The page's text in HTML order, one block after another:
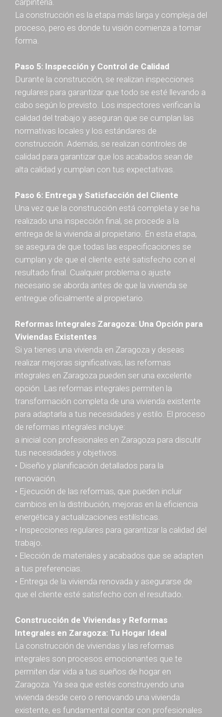
carpintería.
La construcción es la etapa más larga y compleja del
proceso, pero es donde tu visión comienza a tomar
forma.
Paso 5: Inspección y Control de Calidad
Durante la construcción, se realizan inspecciones
regulares para garantizar que todo se esté llevando a
cabo según lo previsto. Los inspectores verifican la
calidad del trabajo y aseguran que se cumplan las
normativas locales y los estándares de
construcción. Además, se realizan controles de
calidad para garantizar que los acabados sean de
alta calidad y cumplan con tus expectativas.
Paso 6: Entrega y Satisfacción del Cliente
Una vez que la construcción está completa y se ha
realizado una inspección final, se procede a la
entrega de la vivienda al propietario. En esta etapa,
se asegura de que todas las especificaciones se
cumplan y de que el cliente esté satisfecho con el
resultado final. Cualquier problema o ajuste
necesario se aborda antes de que la vivienda se
entregue oficialmente al propietario.
Reformas Integrales Zaragoza: Una Opción para
Viviendas Existentes
Si ya tienes una vivienda en Zaragoza y deseas
realizar mejoras significativas, las reformas
integrales en Zaragoza pueden ser una excelente
opción. Las reformas integrales permiten la
transformación completa de una vivienda existente
para adaptarla a tus necesidades y estilo. El proceso
de reformas integrales incluye:
a inicial con profesionales en Zaragoza para discutir
tus necesidades y objetivos.
• Diseño y planificación detallados para la
renovación.
• Ejecución de las reformas, que pueden incluir
cambios en la distribución, mejoras en la eficiencia
energética y actualizaciones estilísticas.
• Inspecciones regulares para garantizar la calidad del
trabajo.
• Elección de materiales y acabados que se adapten
a tus preferencias.
• Entrega de la vivienda renovada y asegurarse de
que el cliente esté satisfecho con el resultado.
Construcción de Viviendas y Reformas
Integrales en Zaragoza: Tu Hogar Ideal
La construcción de viviendas y las reformas
integrales son procesos emocionantes que te
permiten dar vida a tus sueños de hogar en
Zaragoza. Ya sea que estés construyendo una
vivienda desde cero o renovando una vivienda
existente, es fundamental contar con profesionales